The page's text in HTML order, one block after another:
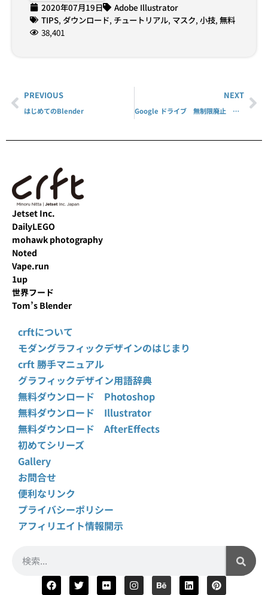
2020年07月19日
Adobe Illustrator
TIPS, ダウンロード, チュートリアル, マスク, 小技, 無料
38,401
PREVIOUS
はじめてのBlender
NEXT
Google ドライブ 無制限廃止 続報
Jetset Inc.
DailyLEGO
mohawk photography
Noted
Vape.run
1up
世界フード
Tom’s Blender
crftについて
モダングラフィックデザインのはじまり
crft 勝手マニュアル
グラフィックデザイン用語辞典
無料ダウンロード Photoshop
無料ダウンロード Illustrator
無料ダウンロード AfterEffects
初めてシリーズ
Gallery
お問合せ
便利なリンク
プライバシーポリシー
アフィリエイト情報開示